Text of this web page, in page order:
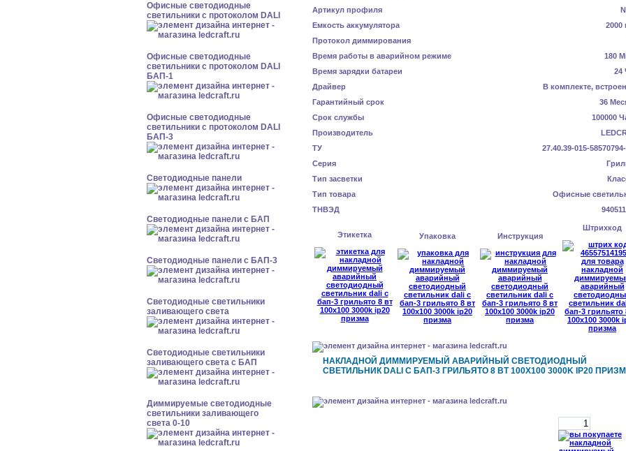
Офисные светодиодные
светильники с протоколом DALI
Офисные светодиодные
светильники с протоколом DALI
БАП-1
Офисные светодиодные
светильники с протоколом DALI
БАП-3
Cветодиодные панели
Cветодиодные панели с БАП
Cветодиодные панели с БАП-3
Светодиодные светильники
заливающего света
Светодиодные светильники
заливающего света с БАП
Диммируемые светодиодные
светильники заливающего
света 0-10
Артикул профиля
Емкость аккумулятора
2000
Протокол диммирования
Время работы в аварийном режиме
180
Время зарядки батареи
24
Драйвер
В комплекте,
Гарантийный срок
36
Срок службы
100000
Производитель
ТУ
27.40.39-015-
Серия
Тип засветки
Тип товара
Офисные
ТНВЭД
Этикетка Упаковка Инструкция
Штрихкод
НАКЛАДНОЙ ДИММИРУЕМЫЙ АВАРИЙНЫЙ СВЕТОДИОДНЫЙ
СВЕТИЛЬНИК DALI С БАП-3 ГРИЛЬЯТО 8 ВТ 100X100 3000K IP20